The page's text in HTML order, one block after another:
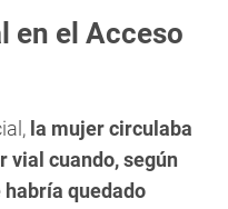
en el Acceso
la mujer circulaba
vial cuando, según
quedado